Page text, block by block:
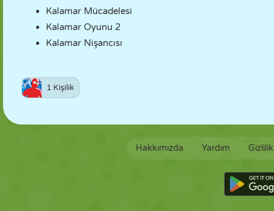
Kalamar Mücadelesi
Kalamar Oyunu 2
Kalamar Nişancısı
1 Kişilik
Hakkımızda Yardım